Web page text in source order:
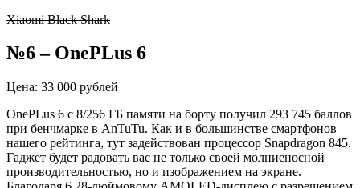
Xiaomi Black Shark
№6 – OnePLus 6
Цена: 33 000 рублей
OnePLus 6 с 8/256 ГБ памяти на борту получил 293 745 баллов
при бенчмарке в AnTuTu. Как и в большинстве смартфонов
нашего рейтинга, тут задействован процессор Snapdragon 845.
Гаджет будет радовать вас не только своей молниеносной
производительностью, но и изображением на экране.